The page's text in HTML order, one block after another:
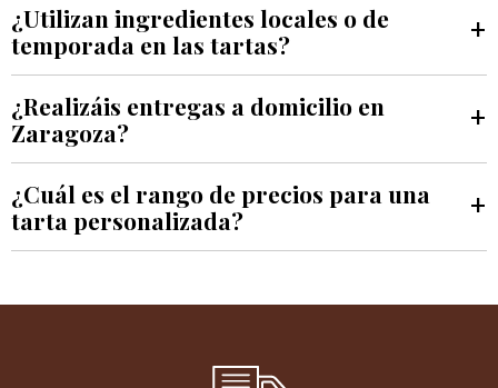
¿Utilizan ingredientes locales o de
temporada en las tartas?
+
¿Realizáis entregas a domicilio en
Zaragoza?
+
¿Cuál es el rango de precios para una
tarta personalizada?
+